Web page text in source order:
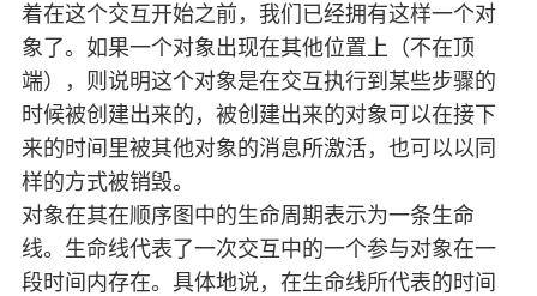
着在这个交互开始之前，我们已经拥有这样一个对
象了。如果一个对象出现在其他位置上（不在顶
端），则说明这个对象是在交互执行到某些步骤的
时候被创建出来的，被创建出来的对象可以在接下
来的时间里被其他对象的消息所激活，也可以以同
样的方式被销毁。
对象在其在顺序图中的生命周期表示为一条生命
线。生命线代表了一次交互中的一个参与对象在一
段时间内存在。具体地说，在生命线所代表的时间